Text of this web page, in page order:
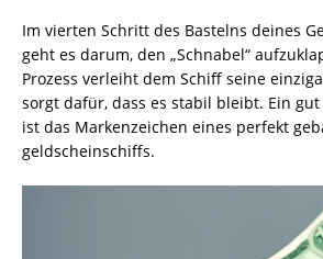
Im vierten Schritt des Bastelns deines
geht es darum, den „Schnabel“
Prozess verleiht dem Schiff seine
sorgt dafür, dass es stabil bleibt. Ein
ist das Markenzeichen eines perfekt
geldscheinschiffs.